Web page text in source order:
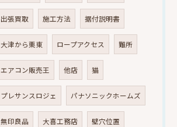
出張買取 施工方法 据付説明書
大津から栗東 ロープアクセス 難所
エアコン販売王 他店 猫
プレサンスロジェ パナソニックホームズ
無印良品 大喜工務店 壁穴位置